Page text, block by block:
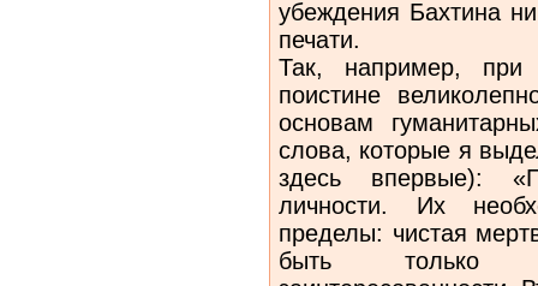
убеждения Бахтина
печати.
Так, например, при
поистине
основам
слова, которые я
здесь впервые):
личности. Их
пределы: чистая
быть только